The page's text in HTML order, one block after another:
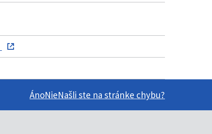
ÁnoNieNašli ste na stránke chybu?